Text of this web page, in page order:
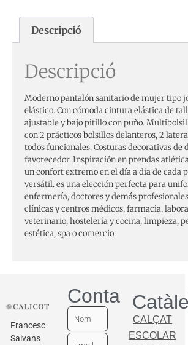
Descripció
Descripció
Moderno pantalón sanitario de mujer tipo
elástico. Con cómoda cintura elástica de
ajustable y bajo pitillo con puño.
con 2 prácticos bolsillos delanteros, 2
todos funcionales. Costuras decorativas de
favorecedor. Inspiración en prendas
un confort extremo en el día a día de cada
versátil. es una elección perfecta para
enfermería, doctores y demás
clínicas y centros médicos, farmacia,
veterinario, hostelería y cocina, limpieza,
estética, spa o comercio.
Francesc
Salvans
Contactar
CALÇAT
ESCOLAR